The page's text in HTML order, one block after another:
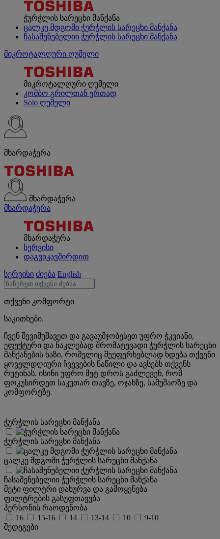
ჭურჭლის სარეცხი მანქანა
ცალკე მდგომი ჭურჭლის სარეცხი მანქანა
ჩასაშენებელიი ჭურჭლის სარეცხი მანქანა
მიკროტალღური ღუმელი
მიკროტალღური ღუმელი
კომბო გრილთან ერთად
Solo ღუმელი
მხარდაჭერა
მხარდაჭერა
მხარდაჭერა
მხარდაჭერა
სერვისი
დაგვიკავშირდით
სერვისი ძიება English
თქვენი კომფორტი
საკითხები.
ჩვენ შევიმუშავეთ და გავაუმჯობესეთ უფრო ჭკვიანი,
ეფექტური და ნაკლებად შრომატევადი ჭურჭლის სარეცხი
მანქანების ხაზი, რომელიც შეუფერხებლად ხდება თქვენი
ყოველდღიური ჩვევების ნაწილი და ავსებს თქვენს
რუტინას. ისინი უფრო მეტ დროს გაძლევენ, რომ
ფოკუსირდეთ საკუთარ თავზე, ოჯახზე, სამუშაოზე და
კომფორტზე.
ჭურჭლის სარეცხი მანქანა
ჭურჭლის სარეცხი მანქანა
ცალკე მდგომი ჭურჭლის სარეცხი მანქანა
ჩასაშენებელიი ჭურჭლის სარეცხი მანქანა
მეტი ფილტრი დახურვა და გამოყენება
ფილტრების გასუფთავება
პერსონის რაოდენობა
16
15-16 14 13-14 10
9-10
შედეგები